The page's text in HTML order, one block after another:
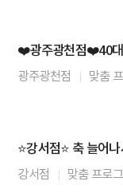
❤️광주광천점❤️40대
광주광천점 맞춤
⭐강서점⭐ 축 늘어
강서점 맞춤 프로